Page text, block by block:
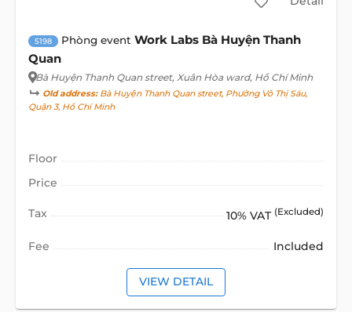
5198 Phòng event Work Labs Bà Huyện Thanh
Quan
Bà Huyện Thanh Quan street, Xuân Hòa ward, Hồ Chí Minh
Old address:Bà Huyện Thanh Quan street, Phường Võ Thị Sáu,
Quận 3, Hồ Chí Minh
Floor
Price
Tax 10% VAT (Excluded)
Fee Included
VIEW DETAIL